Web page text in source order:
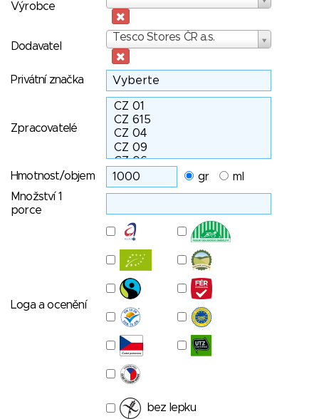
Výrobce
Dodavatel
Tesco Stores ČR a.s.
Dodavatel
Privátní značka
Zpracovatelé
Hmotnost/objem gr
ml
Množství 1
porce
Loga a ocenění
bez lepku